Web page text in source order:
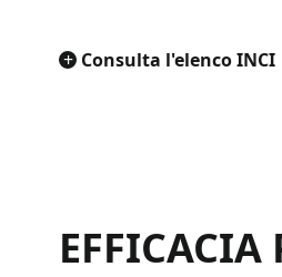
+ Consulta l'elenco INCI
EFFICACIA